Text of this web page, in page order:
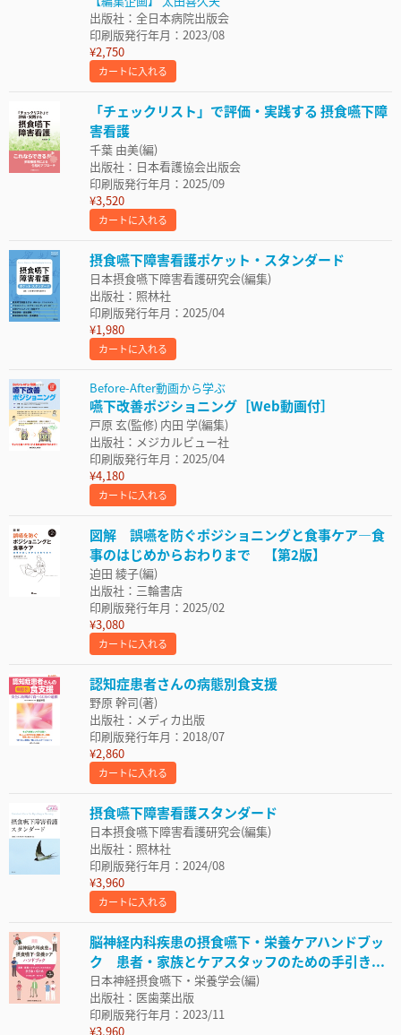
出版社：全日本病院出版会
印刷版発行年月：2023/08
¥2,750
カートに入れる
「チェックリスト」で評価・実践する 摂食嚥下障
害看護
千葉 由美(編)
出版社：日本看護協会出版会
印刷版発行年月：2025/09
¥3,520
カートに入れる
摂食嚥下障害看護ポケット・スタンダード
日本摂食嚥下障害看護研究会(編集)
出版社：照林社
印刷版発行年月：2025/04
¥1,980
カートに入れる
Before-After動画から学ぶ
嚥下改善ポジショニング［Web動画付］
戸原 玄(監修) 内田 学(編集)
出版社：メジカルビュー社
印刷版発行年月：2025/04
¥4,180
カートに入れる
図解 誤嚥を防ぐポジショニングと食事ケア―食
事のはじめからおわりまで 【第2版】
迫田 綾子(編)
出版社：三輪書店
印刷版発行年月：2025/02
¥3,080
カートに入れる
認知症患者さんの病態別食支援
野原 幹司(著)
出版社：メディカ出版
印刷版発行年月：2018/07
¥2,860
カートに入れる
摂食嚥下障害看護スタンダード
日本摂食嚥下障害看護研究会(編集)
出版社：照林社
印刷版発行年月：2024/08
¥3,960
カートに入れる
脳神経内科疾患の摂食嚥下・栄養ケアハンドブッ
ク 患者・家族とケアスタッフのための手引き...
日本神経摂食嚥下・栄養学会(編)
出版社：医歯薬出版
印刷版発行年月：2023/11
¥3,960